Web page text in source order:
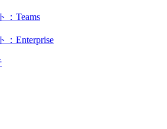
：Teams
：Enterprise